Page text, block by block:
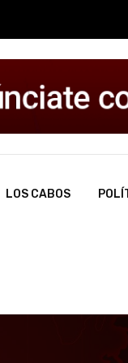
LOS CABOS